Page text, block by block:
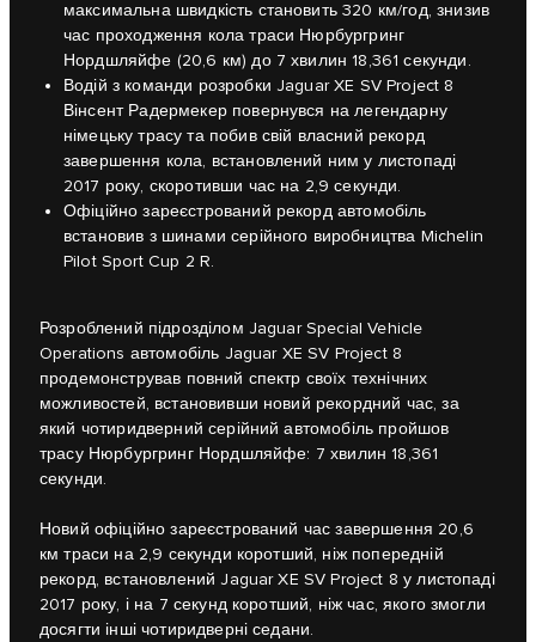
максимальна швидкість становить 320 км/год, знизив
час проходження кола траси Нюрбургринг
Нордшляйфе (20,6 км) до 7 хвилин 18,361 секунди.
Водій з команди розробки Jaguar XE SV Project 8
Вінсент Радермекер повернувся на легендарну
німецьку трасу та побив свій власний рекорд
завершення кола, встановлений ним у листопаді
2017 року, скоротивши час на 2,9 секунди.
Офіційно зареєстрований рекорд автомобіль
встановив з шинами серійного виробництва Michelin
Pilot Sport Cup 2 R.
Розроблений підрозділом Jaguar Special Vehicle
Operations автомобіль Jaguar XE SV Project 8
продемонстрував повний спектр своїх технічних
можливостей, встановивши новий рекордний час, за
який чотиридверний серійний автомобіль пройшов
трасу Нюрбургринг Нордшляйфе: 7 хвилин 18,361
секунди.
Новий офіційно зареєстрований час завершення 20,6
км траси на 2,9 секунди коротший, ніж попередній
рекорд, встановлений Jaguar XE SV Project 8 у листопаді
2017 року, і на 7 секунд коротший, ніж час, якого змогли
досягти інші чотиридверні седани.